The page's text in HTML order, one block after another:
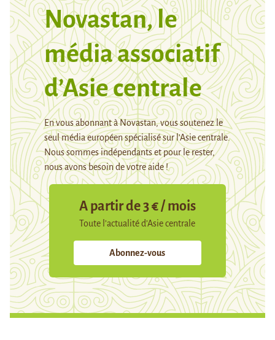
Novastan, le
média associatif
d’Asie centrale
En vous abonnant à Novastan, vous soutenez le
seul média européen spécialisé sur l’Asie centrale.
Nous sommes indépendants et pour le rester,
nous avons besoin de votre aide !
A partir de 3 € / mois
Toute l’actualité d’Asie centrale
Abonnez-vous